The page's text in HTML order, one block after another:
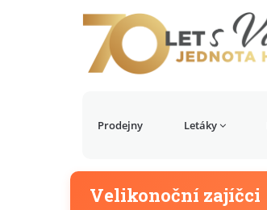
Prodejny Letáky
Velikonoční zajíčci